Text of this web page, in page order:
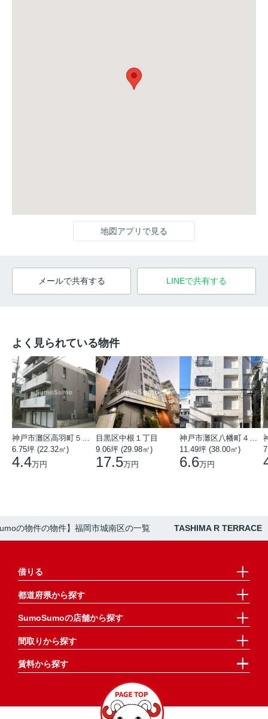
地図アプリで見る
メールで共有する LINEで共有する
よく見られている物件
6.75坪 (22.32㎡)
4.4万円
目黒区中根１丁目
9.06坪 (29.98㎡)
17.5万円
11.49坪 (38.00㎡)
6.6万円
の物件の物件】福岡市城南区の一覧 TASHIMA R TERRACE
借りる
都道府県から探す
SumoSumoの店舗から探す
間取りから探す
賃料から探す